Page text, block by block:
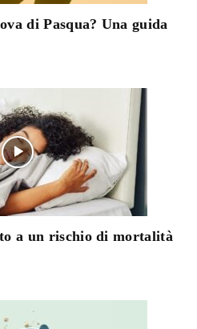
di Pasqua? Una guida
a un rischio di mortalità